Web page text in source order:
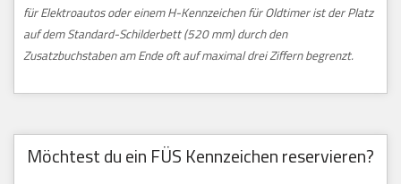
für Elektroautos oder einem H-Kennzeichen für Oldtimer ist der Platz
auf dem Standard-Schilderbett (520 mm) durch den
Zusatzbuchstaben am Ende oft auf maximal drei Ziffern begrenzt.
Möchtest du ein FÜS Kennzeichen reservieren?